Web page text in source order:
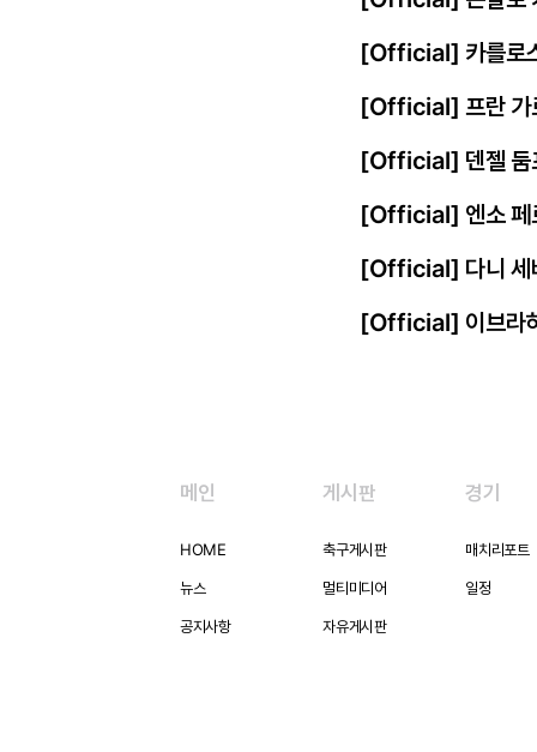
[Official] 카를로
[Official] 프란 가
[Official] 덴젤 둠
[Official] 엔소 페
[Official] 다니 세
[Official] 이브라
메인
HOME
뉴스
공지사항
게시판
축구게시판
멀티미디어
자유게시판
경기
매치리포트
일정